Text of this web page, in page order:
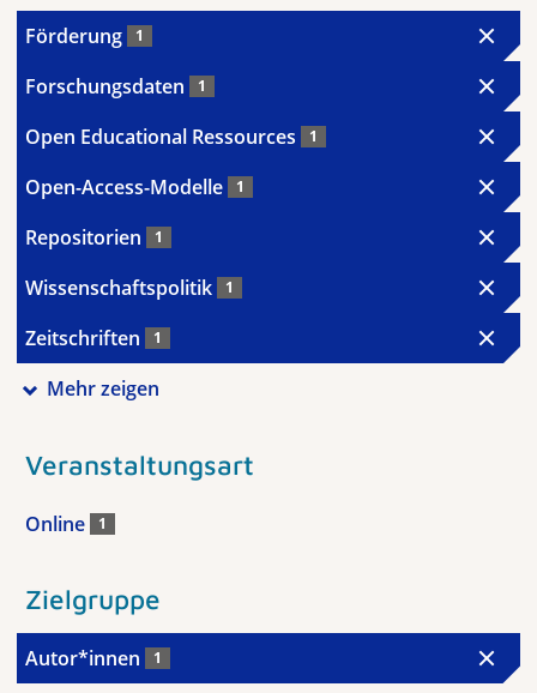
Förderung 1
Forschungsdaten 1
Open Educational Ressources 1
Open-Access-Modelle 1
Repositorien 1
Wissenschaftspolitik 1
Zeitschriften 1
Mehr zeigen
Veranstaltungsart
Online 1
Zielgruppe
Autor*innen 1